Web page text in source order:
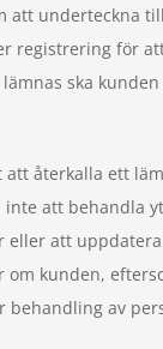
att underteckna
registrering för
ska
återkalla ett
inte att behandla
eller att
kunden,
behandling av